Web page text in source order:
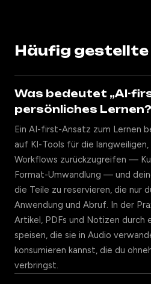
Häufig gestellte
Was bedeutet „AI-
persönliches Lernen?
Ein AI-first-Ansatz zum Lernen
auf KI-Tools für die
Workflows zurückzugreifen —
Format-Umwandlung — und
die Teile zu reservieren, die nur
Anwendung und Abruf. In der
Artikel, PDFs und Notizen durch
speisen, die sie in Audio
konsumieren kannst, die du
verbringst.